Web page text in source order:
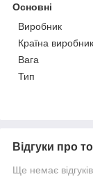
Основні
Виробник
Країна виробник
Вага
Тип
Відгуки про
Ще немає